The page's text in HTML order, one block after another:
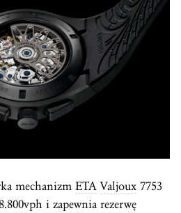
mechanizm ETA Valjoux 7753
i zapewnia rezerwę